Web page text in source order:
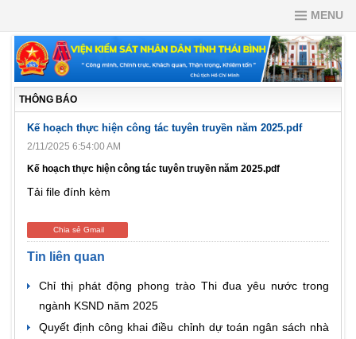
MENU
THÔNG BÁO
Kế hoạch thực hiện công tác tuyên truyền năm 2025.pdf
2/11/2025 6:54:00 AM
Kế hoạch thực hiện công tác tuyên truyền năm 2025.pdf
Tải file đính kèm
Chia sẻ Gmail
Tin liên quan
Chỉ thị phát động phong trào Thi đua yêu nước trong
ngành KSND năm 2025
Quyết định công khai điều chỉnh dự toán ngân sách nhà